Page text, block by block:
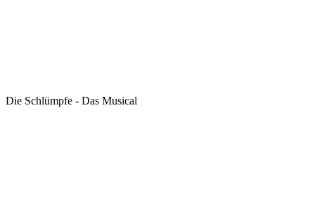
Die Schlümpfe - Das Musical